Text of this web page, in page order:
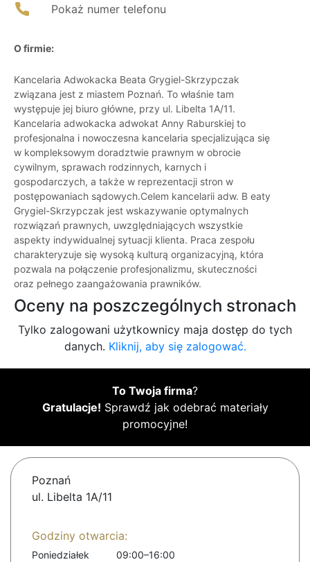
Pokaż numer telefonu
O firmie:
Kancelaria Adwokacka Beata Grygiel-Skrzypczak
związana jest z miastem Poznań. To właśnie tam
występuje jej biuro główne, przy ul. Libelta 1A/11.
Kancelaria adwokacka adwokat Anny Raburskiej to
profesjonalna i nowoczesna kancelaria specjalizująca się
w kompleksowym doradztwie prawnym w obrocie
cywilnym, sprawach rodzinnych, karnych i
gospodarczych, a także w reprezentacji stron w
postępowaniach sądowych.Celem kancelarii adw. B eaty
Grygiel-Skrzypczak jest wskazywanie optymalnych
rozwiązań prawnych, uwzględniających wszystkie
aspekty indywidualnej sytuacji klienta. Praca zespołu
charakteryzuje się wysoką kulturą organizacyjną, która
pozwala na połączenie profesjonalizmu, skuteczności
oraz pełnego zaangażowania prawników.
Oceny na poszczególnych stronach
Tylko zalogowani użytkownicy maja dostęp do tych
danych. Kliknij, aby się zalogować.
To Twoja firma?
Gratulacje! Sprawdź jak odebrać materiały
promocyjne!
Poznań
ul. Libelta 1A/11
Godziny otwarcia:
Poniedziałek
09:00–16:00